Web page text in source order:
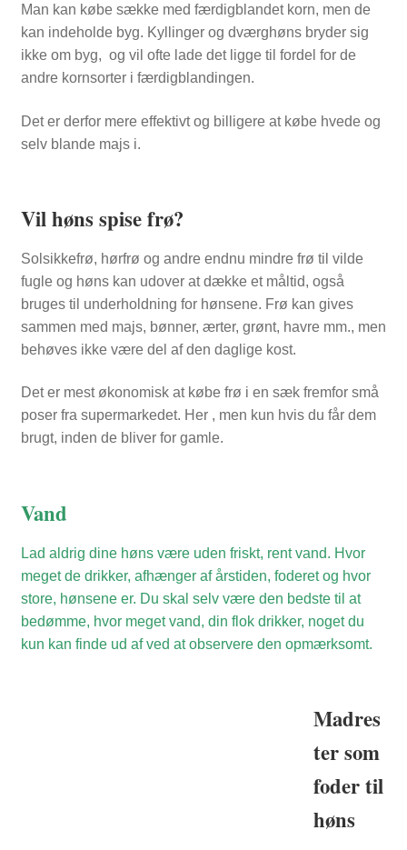
Man kan købe sække med færdigblandet korn, men de
kan indeholde byg. Kyllinger og dværghøns bryder sig
ikke om byg, og vil ofte lade det ligge til fordel for de
andre kornsorter i færdigblandingen.
Det er derfor mere effektivt og billigere at købe hvede og
selv blande majs i.
Vil høns spise frø?
Solsikkefrø, hørfrø og andre endnu mindre frø til vilde
fugle og høns kan udover at dække et måltid, også
bruges til underholdning for hønsene. Frø kan gives
sammen med majs, bønner, ærter, grønt, havre mm., men
behøves ikke være del af den daglige kost.
Det er mest økonomisk at købe frø i en sæk fremfor små
poser fra supermarkedet. Her , men kun hvis du får dem
brugt, inden de bliver for gamle.
Vand
Lad aldrig dine høns være uden friskt, rent vand. Hvor
meget de drikker, afhænger af årstiden, foderet og hvor
store, hønsene er. Du skal selv være den bedste til at
bedømme, hvor meget vand, din flok drikker, noget du
kun kan finde ud af ved at observere den opmærksomt.
Madres
ter som
foder til
høns